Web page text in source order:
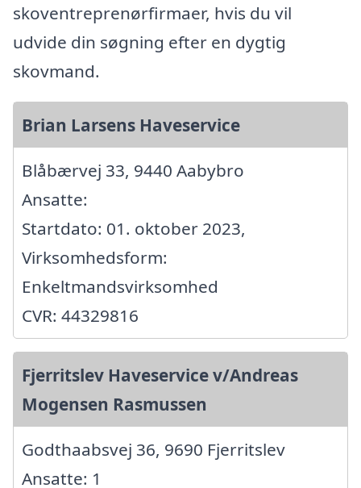
skoventreprenørfirmaer, hvis du vil
udvide din søgning efter en dygtig
skovmand.
Brian Larsens Haveservice
Blåbærvej 33, 9440 Aabybro
Ansatte:
Startdato: 01. oktober 2023,
Virksomhedsform:
Enkeltmandsvirksomhed
CVR: 44329816
Fjerritslev Haveservice v/Andreas
Mogensen Rasmussen
Godthaabsvej 36, 9690 Fjerritslev
Ansatte: 1